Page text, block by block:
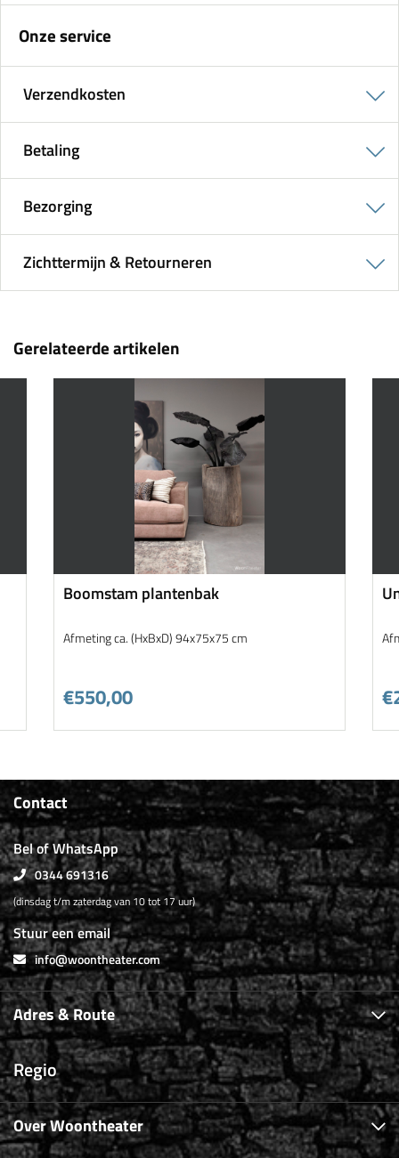
Onze service
Verzendkosten
Betaling
Bezorging
Zichttermijn & Retourneren
Gerelateerde artikelen
Boomstam plantenbak
Afmeting ca. (HxBxD) 94x75x75 cm
€550,00
Contact
Bel of WhatsApp
0344 691316
(dinsdag t/m zaterdag van 10 tot 17 uur)
Stuur een email
info@woontheater.com
Adres & Route
Regio
Over Woontheater